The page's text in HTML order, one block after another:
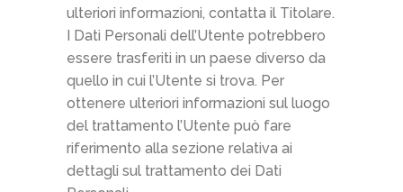
ulteriori informazioni, contatta il Titolare.
I Dati Personali dell’Utente potrebbero
essere trasferiti in un paese diverso da
quello in cui l’Utente si trova. Per
ottenere ulteriori informazioni sul luogo
del trattamento l’Utente può fare
riferimento alla sezione relativa ai
dettagli sul trattamento dei Dati